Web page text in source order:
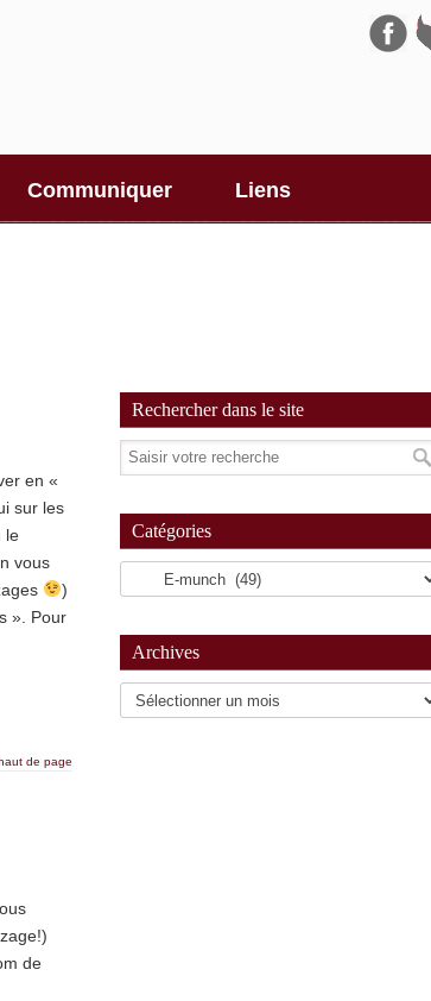
Communiquer Liens
en «
sur les
le
vous
)
». Pour
de page
de
Rechercher dans le site
Catégories
Archives
Archives